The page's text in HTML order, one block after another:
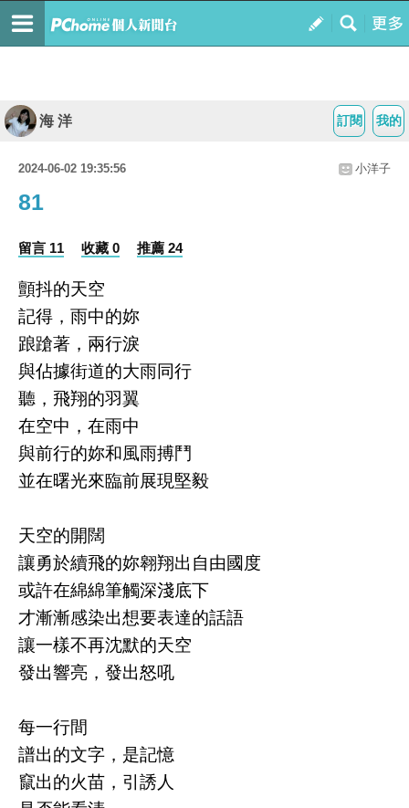
我的
訂閱
海 洋
2024-06-02 19:35:56 小洋子
81
留言 11 收藏 0 推薦 24
顫抖的天空
記得，雨中的妳
踉蹌著，兩行淚
與佔據街道的大雨同行
聽，飛翔的羽翼
在空中，在雨中
與前行的妳和風雨搏鬥
並在曙光來臨前展現堅毅
天空的開闊
讓勇於續飛的妳翱翔出自由國度
或許在綿綿筆觸深淺底下
才漸漸感染出想要表達的話語
讓一樣不再沈默的天空
發出響亮，發出怒吼
每一行間
譜出的文字，是記憶
竄出的火苗，引誘人